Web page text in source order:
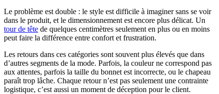
Le problème est double : le style est difficile à imaginer sans se voir
dans le produit, et le dimensionnement est encore plus délicat. Un
tour de tête de quelques centimètres seulement en plus ou en moins
peut faire la différence entre confort et frustration.
Les retours dans ces catégories sont souvent plus élevés que dans
d’autres segments de la mode. Parfois, la couleur ne correspond pas
aux attentes, parfois la taille du bonnet est incorrecte, ou le chapeau
paraît trop lâche. Chaque retour n’est pas seulement une contrainte
logistique, c’est aussi un moment de déception pour le client.